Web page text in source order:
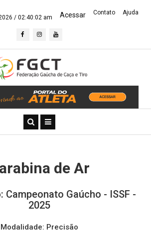
/ 02:40:03 am Acessar Contato Ajuda
de Ar
Campeonato Gaúcho - ISSF -
2025
Modalidade: Precisão